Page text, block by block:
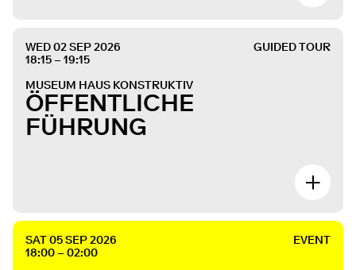
WED 02 SEP 2026
18:15 – 19:15
GUIDED TOUR
MUSEUM HAUS KONSTRUKTIV
ÖFFENTLICHE
FÜHRUNG
SAT 05 SEP 2026
18:00 – 02:00
EVENT